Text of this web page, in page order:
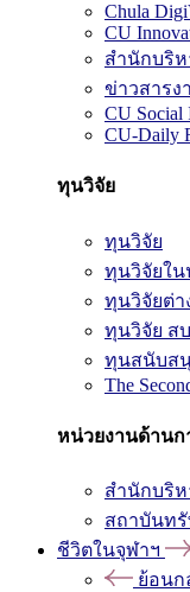
Chula
CU
สำนักบริห
ข่าวสารง
CU Social
CU-Daily
ทุนวิจัย
ทุนวิจัย
ทุนวิจัยใน
ทุนวิจัยต่า
ทุนวิจัย ส
ทุนสนับส
The
หน่วยงานด้านก
สำนักบริห
สถาบันท
ชีวิตในจุฬาฯ
ย้อนก